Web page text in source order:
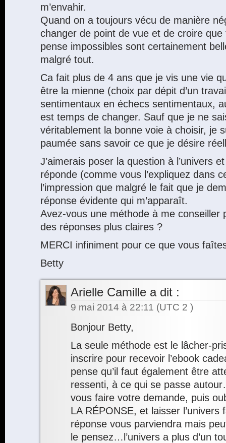
m’envahir.
Quand on a toujours vécu de manière
changer de point de vue et de croire que
pense impossibles sont certainement
malgré tout.
Ca fait plus de 4 ans que je vis une vie
être la mienne (choix par dépit d’un
sentimentaux en échecs sentimentaux,
est temps de changer. Sauf que je ne
véritablement la bonne voie à choisir, je
paumée sans savoir ce que je désire
J’aimerais poser la question à l’univers
réponde (comme vous l’expliquez dans
l’impression que malgré le fait que je
réponse évidente qui m’apparaît.
Avez-vous une méthode à me conseiller
des réponses plus claires ?
MERCI infiniment pour ce que vous
Betty
Arielle Camille a dit :
9 mai 2014 à 22:11 (UTC 2 )
Bonjour Betty,
La seule méthode est le lâcher-
inscrire pour recevoir l’ebook
pense qu’il faut également être
ressenti, à ce qui se passe
vous faire votre demande, puis
LA RÉPONSE, et laisser l’univers
réponse vous parviendra mais
le pensez…l’univers a plus d’un